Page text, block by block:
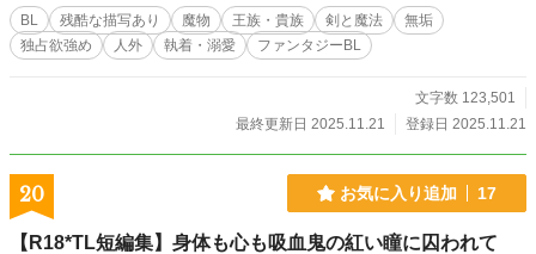
の白い肌を、愛らしい声で喘がせながら、甘く、蕩けてい
く。 ＿＿＿＿＿＿＿＿＿＿＿ ⚠︎人外受け
BL 残酷な描写あり 魔物 王族・貴族 剣と魔法
無垢
独占欲強め
人外 執着・溺愛 ファンタジーBL
文字数 123,501
最終更新日 2025.11.21
登録日 2025.11.21
20 お気に入り追加 17
【R18*TL短編集】身体も心も吸血鬼の紅い瞳に囚われて